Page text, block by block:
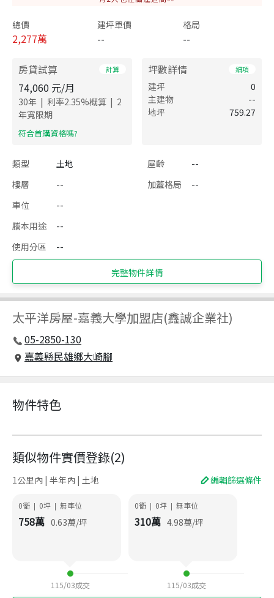
總價
2,277萬
建坪單價
--
格局
--
房貸試算 計算
74,060 元/月
30年 | 利率2.35%概算 | 2
年寬限期
​符合首購資格嗎?
坪數詳情 細項
建坪
0
主建物
--
地坪
759.27
類型 土地 屋齡
--
樓層
-- 加蓋格局
--
車位
--
謄本用途
--
使用分區
--
完整物件詳情
太平洋房屋-嘉義大學加盟店(鑫誠企業社)
05-2850-130
嘉義縣民雄鄉大崎腳
物件特色
類似物件實價登錄(2)
1公里內 | 半年內 | 土地 編輯篩選條件
0衛 | 0坪 | 無車位
758萬 0.63萬/坪
115/03成交
0衛 | 0坪 | 無車位
310萬 4.98萬/坪
115/03成交